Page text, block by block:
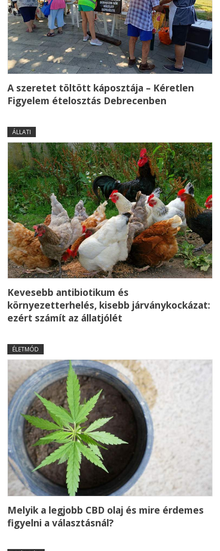
A szeretet töltött káposztája – Kéretlen
Figyelem ételosztás Debrecenben
ÁLLATI
Kevesebb antibiotikum és
környezetterhelés, kisebb járványkockázat:
ezért számít az állatjólét
ÉLETMÓD
Melyik a legjobb CBD olaj és mire érdemes
figyelni a választásnál?